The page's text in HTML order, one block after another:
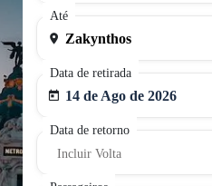
Até
Data de retirada
14 de Ago de 2026
Data de retorno
Incluir Volta